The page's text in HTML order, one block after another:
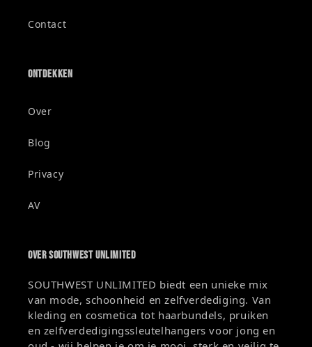
Contact
Ontdekken
Over
Blog
Privacy
AV
Over SOUTHWEST UNLIMITED
SOUTHWEST UNLIMITED biedt een unieke mix
van mode, schoonheid en zelfverdediging. Van
kleding en cosmetica tot haarbundels, pruiken
en zelfverdedigingssleutelhangers voor jong en